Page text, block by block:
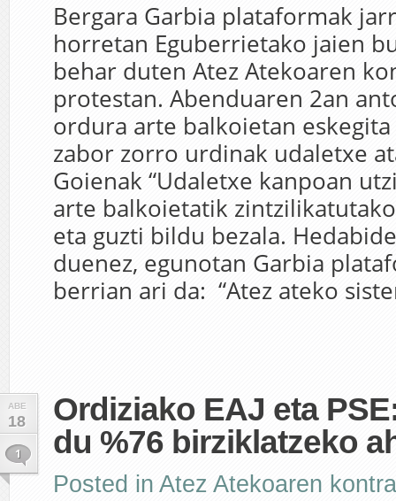
Bergara Garbia plataformak
horretan Eguberrietako jaien
behar duten Atez Atekoaren
protestan. Abenduaren 2an
ordura arte balkoietan
zabor zorro urdinak udaletxe
Goienak “Udaletxe kanpoan
arte balkoietatik
eta guzti bildu bezala.
duenez, egunotan Garbia
berrian ari da: “Atez ateko
ABE
18
1
Ordiziako EAJ eta
du %76 birziklatzeko
Posted in Atez Atekoaren kontra